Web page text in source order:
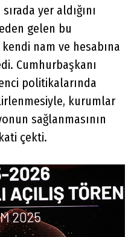
yer aldığını
gelen bu
nam ve hesabına
Cumhurbaşkanı
politikalarında
kurumlar
sağlanmasının
çekti.